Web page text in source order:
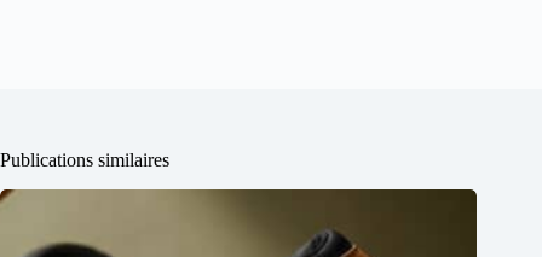
Publications similaires